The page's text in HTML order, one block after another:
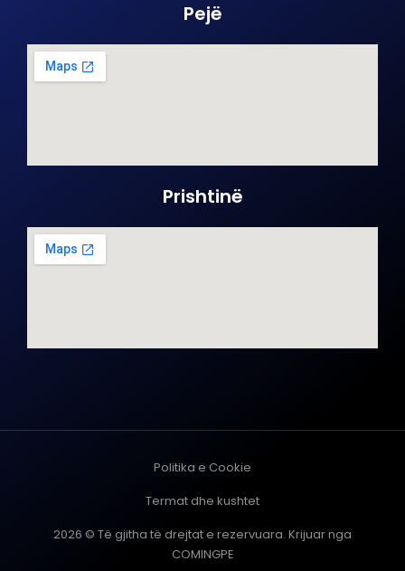
Pejë
Prishtinë
2026 © Të gjitha të drejtat e rezervuara. Krijuar nga
COMINGPE
Politika e Cookie
Termat dhe kushtet